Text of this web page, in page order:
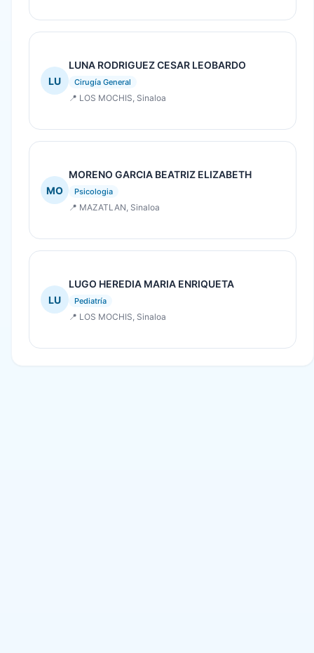
LU
LUNA RODRIGUEZ CESAR LEOBARDO
Cirugía General
📍 LOS MOCHIS, Sinaloa
MO
MORENO GARCIA BEATRIZ ELIZABETH
Psicologia
📍 MAZATLAN, Sinaloa
LU
LUGO HEREDIA MARIA ENRIQUETA
Pediatría
📍 LOS MOCHIS, Sinaloa